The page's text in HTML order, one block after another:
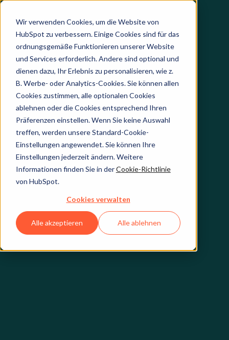
Wir verwenden Cookies, um die Website von
HubSpot zu verbessern. Einige Cookies sind für das
ordnungsgemäße Funktionieren unserer Website
und Services erforderlich. Andere sind optional und
dienen dazu, Ihr Erlebnis zu personalisieren, wie z.
B. Werbe- oder Analytics-Cookies. Sie können allen
Cookies zustimmen, alle optionalen Cookies
ablehnen oder die Cookies entsprechend Ihren
Präferenzen einstellen. Wenn Sie keine Auswahl
treffen, werden unsere Standard-Cookie-
Einstellungen angewendet. Sie können Ihre
Einstellungen jederzeit ändern. Weitere
Informationen finden Sie in derCookie-Richtlinie
von HubSpot.
Cookies verwalten
Alle akzeptieren Alle ablehnen